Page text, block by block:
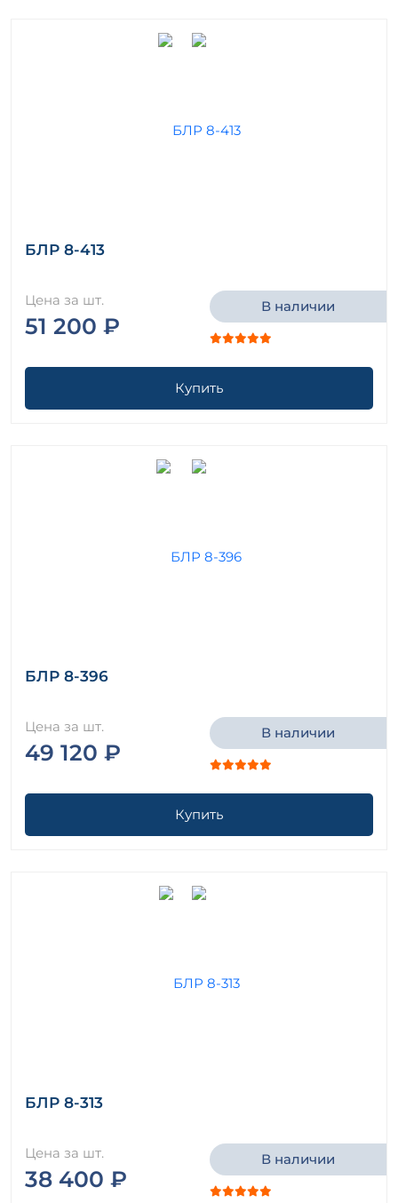
БЛР 8-413
Цена за шт.
51 200 ₽
В наличии
Купить
БЛР 8-396
Цена за шт.
49 120 ₽
В наличии
Купить
БЛР 8-313
Цена за шт.
38 400 ₽
В наличии